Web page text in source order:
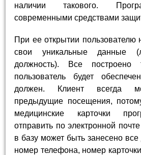
наличии такового.
современными средствами
При ее открытии пользователю
свои уникальные данные
должность). Все
пользователь будет
должен. Клиент всегда
предыдущие посещения,
медицинские карточки
отправить по электронной
в базу может быть занесено
номер телефона, номер